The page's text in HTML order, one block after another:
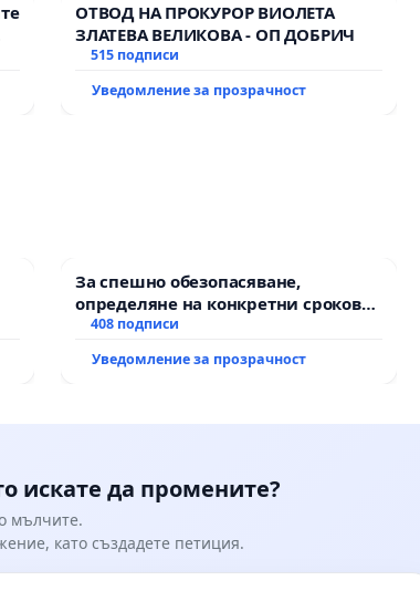
ОТВОД НА ПРОКУРОР ВИОЛЕТА
ЗЛАТЕВА ВЕЛИКОВА - ОП ДОБРИЧ
515 подписи
Уведомление за прозрачност
За спешно обезопасяване,
определяне на конкретни срокове
и извършване на цялостна
републиканския път между пътен
408 подписи
Уведомление за прозрачност
искате да промените?
мълчите.
като създадете петиция.